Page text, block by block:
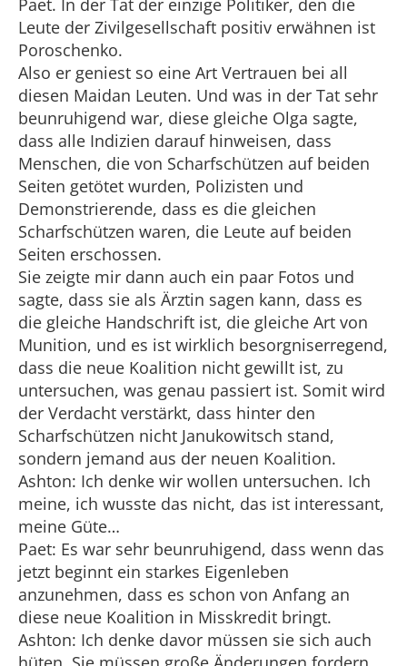
Paet. In der Tat der einzige Politiker, den die
Leute der Zivilgesellschaft positiv erwähnen ist
Poroschenko.
Also er geniest so eine Art Vertrauen bei all
diesen Maidan Leuten. Und was in der Tat sehr
beunruhigend war, diese gleiche Olga sagte,
dass alle Indizien darauf hinweisen, dass
Menschen, die von Scharfschützen auf beiden
Seiten getötet wurden, Polizisten und
Demonstrierende, dass es die gleichen
Scharfschützen waren, die Leute auf beiden
Seiten erschossen.
Sie zeigte mir dann auch ein paar Fotos und
sagte, dass sie als Ärztin sagen kann, dass es
die gleiche Handschrift ist, die gleiche Art von
Munition, und es ist wirklich besorgniserregend,
dass die neue Koalition nicht gewillt ist, zu
untersuchen, was genau passiert ist. Somit wird
der Verdacht verstärkt, dass hinter den
Scharfschützen nicht Janukowitsch stand,
sondern jemand aus der neuen Koalition.
Ashton: Ich denke wir wollen untersuchen. Ich
meine, ich wusste das nicht, das ist interessant,
meine Güte…
Paet: Es war sehr beunruhigend, dass wenn das
jetzt beginnt ein starkes Eigenleben
anzunehmen, dass es schon von Anfang an
diese neue Koalition in Misskredit bringt.
Ashton: Ich denke davor müssen sie sich auch